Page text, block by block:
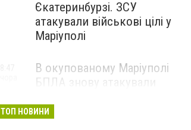
Єкатеринбурзі. ЗСУ
атакували військові цілі у
Маріуполі
В окупованому Маріуполі
БПЛА знову атакували
— ВІДЕО
ТОП НОВИНИ